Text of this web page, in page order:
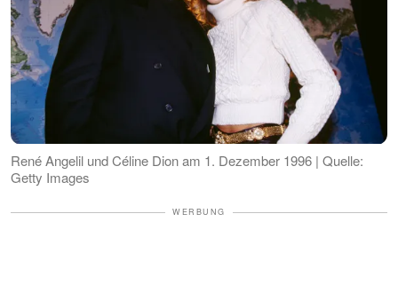
René Angelil und Céline Dion am 1. Dezember 1996 | Quelle:
Getty Images
WERBUNG